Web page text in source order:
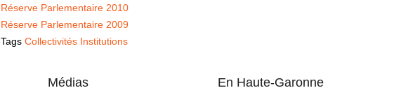
Réserve Parlementaire 2010
Réserve Parlementaire 2009
Tags Collectivités Institutions
Médias En Haute-Garonne